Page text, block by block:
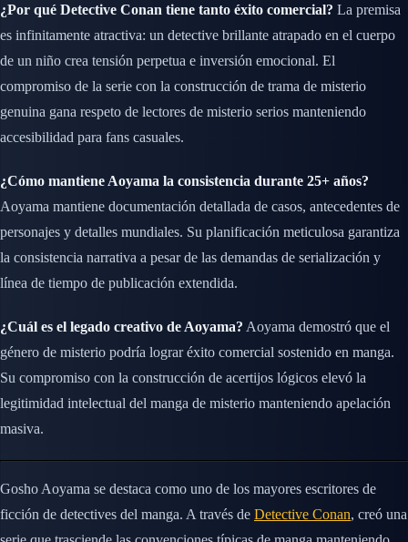
¿Por qué Detective Conan tiene tanto éxito comercial? La premisa
es infinitamente atractiva: un detective brillante atrapado en el cuerpo
de un niño crea tensión perpetua e inversión emocional. El
compromiso de la serie con la construcción de trama de misterio
genuina gana respeto de lectores de misterio serios manteniendo
accesibilidad para fans casuales.
¿Cómo mantiene Aoyama la consistencia durante 25+ años?
Aoyama mantiene documentación detallada de casos, antecedentes de
personajes y detalles mundiales. Su planificación meticulosa garantiza
la consistencia narrativa a pesar de las demandas de serialización y
línea de tiempo de publicación extendida.
¿Cuál es el legado creativo de Aoyama? Aoyama demostró que el
género de misterio podría lograr éxito comercial sostenido en manga.
Su compromiso con la construcción de acertijos lógicos elevó la
legitimidad intelectual del manga de misterio manteniendo apelación
masiva.
Gosho Aoyama se destaca como uno de los mayores escritores de
ficción de detectives del manga. A través de Detective Conan, creó una